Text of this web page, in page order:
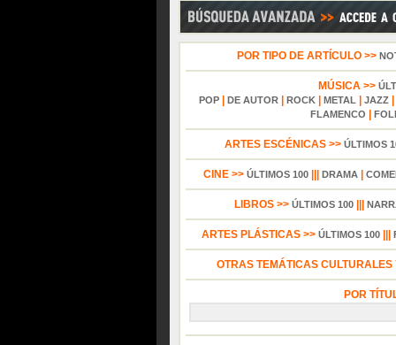
POR TIPO DE ARTÍCULO >>
MÚSICA >>
POP| DE AUTOR| ROCK| METAL| JAZZ|
FLAMENCO
ARTES ESCÉNICAS >> ÚLTIMOS
CINE >> ÚLTIMOS 100 DRAMA
LIBROS >> ÚLTIMOS 100
ARTES PLÁSTICAS >> ÚLTIMOS 100
OTRAS TEMÁTICAS CULTURALES
POR